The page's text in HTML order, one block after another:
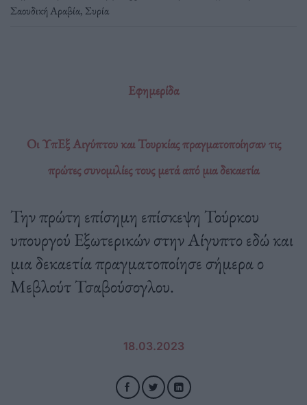
Σαουδική Αραβία, Συρία
Εφημερίδα
Οι ΥπΕξ Αιγύπτου και Τουρκίας πραγματοποίησαν τις
πρώτες συνομιλίες τους μετά από μια δεκαετία
Την πρώτη επίσημη επίσκεψη Τούρκου
υπουργού Εξωτερικών στην Αίγυπτο εδώ και
μια δεκαετία πραγματοποίησε σήμερα ο
Μεβλούτ Τσαβούσογλου.
18.03.2023